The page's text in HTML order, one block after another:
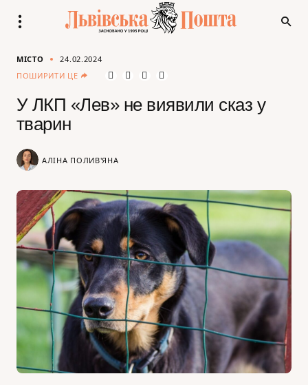
МІСТО
24.02.2024
ПОШИРИТИ ЦЕ
У ЛКП «Лев» не виявили сказ у
тварин
АЛІНА ПОЛИВ'ЯНА